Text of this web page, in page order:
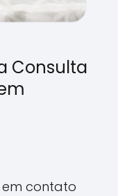
Consulta
em contato